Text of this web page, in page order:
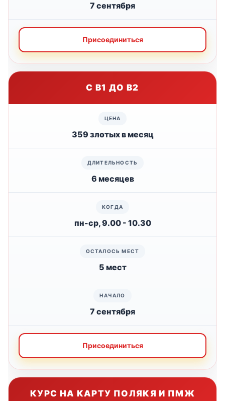
7 сентября
Присоединиться
С B1 ДО B2
359 злотых в месяц
6 месяцев
пн-ср, 9.00 - 10.30
5 мест
7 сентября
Присоединиться
КУРС НА КАРТУ ПОЛЯКЯ И ПМЖ